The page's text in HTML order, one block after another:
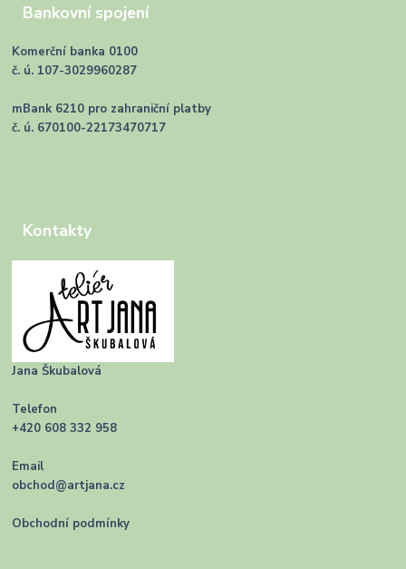
Bankovní spojení
Komerční banka 0100
č. ú. 107-3029960287
mBank 6210 pro zahraniční platby
č. ú. 670100-22173470717
Kontakty
Jana Škubalová
Telefon
+420 608 332 958
Email
obchod@artjana.cz
Obchodní podmínky